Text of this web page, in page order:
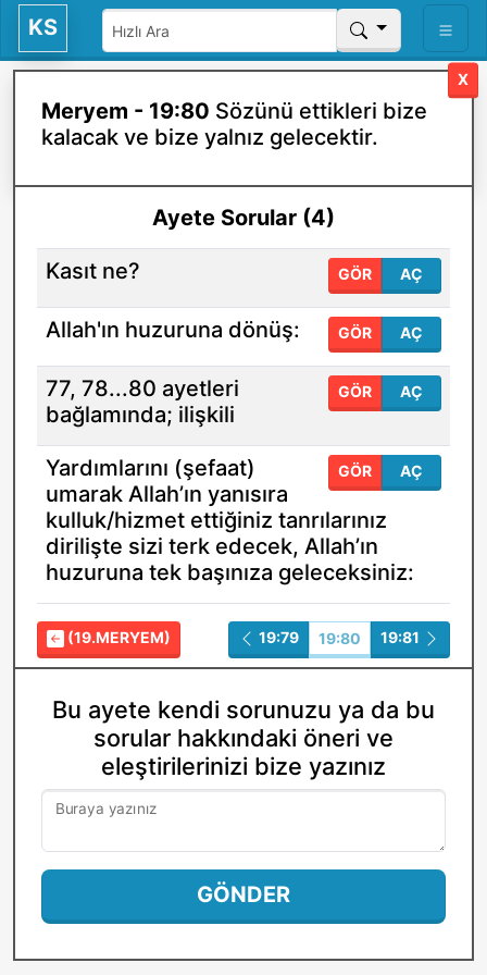
KS
Meryem - 19:80 Sözünü ettikleri bize
kalacak ve bize yalnız gelecektir.
X
Ayete Sorular (4)
GÖR AÇ
Kasıt ne?
GÖR AÇ
Allah'ın huzuruna dönüş:
GÖR AÇ
77, 78...80 ayetleri
bağlamında; ilişkili
GÖR AÇ
Yardımlarını (şefaat)
umarak Allah’ın yanısıra
kulluk/hizmet ettiğiniz tanrılarınız
dirilişte sizi terk edecek, Allah’ın
huzuruna tek başınıza geleceksiniz:
(19.MERYEM) 19:79 19:80 19:81
Bu ayete kendi sorunuzu ya da bu
sorular hakkındaki öneri ve
eleştirilerinizi bize yazınız
Buraya yazınız
GÖNDER